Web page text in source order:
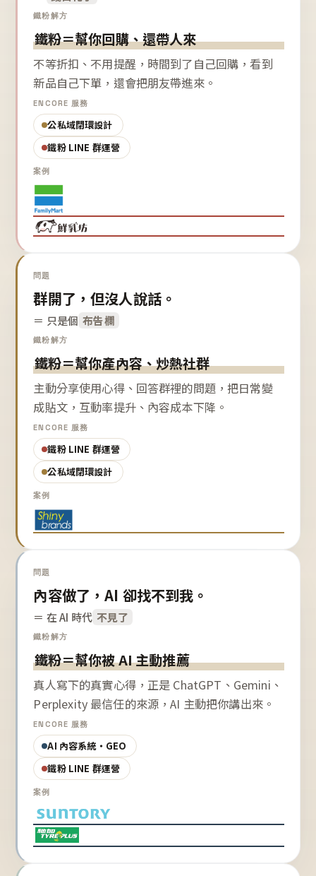
鐵粉解方
鐵粉＝幫你回購、還帶人來
不等折扣、不用提醒，時間到了自己回購，看到
新品自己下單，還會把朋友帶進來。
ENCORE 服務
公私域閉環設計
鐵粉 LINE 群運營
案例
問題
群開了，但沒人說話。
＝ 只是個 布告欄
鐵粉解方
鐵粉＝幫你產內容、炒熱社群
主動分享使用心得、回答群裡的問題，把日常變
成貼文，互動率提升、內容成本下降。
ENCORE 服務
鐵粉 LINE 群運營
公私域閉環設計
案例
問題
內容做了，AI 卻找不到我。
＝ 在 AI 時代 不見了
鐵粉解方
鐵粉＝幫你被 AI 主動推薦
真人寫下的真實心得，正是 ChatGPT、Gemini、
Perplexity 最信任的來源，AI 主動把你講出來。
ENCORE 服務
AI 內容系統・GEO
鐵粉 LINE 群運營
案例